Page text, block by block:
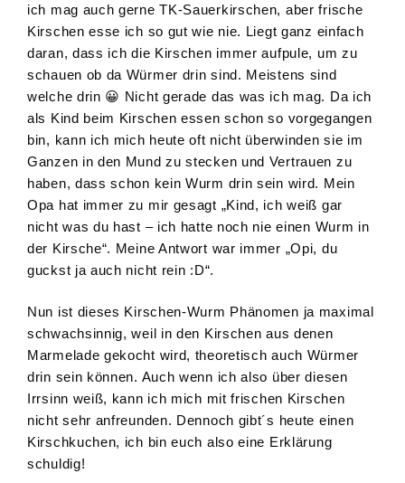
ich mag auch gerne TK-Sauerkirschen, aber frische
Kirschen esse ich so gut wie nie. Liegt ganz einfach
daran, dass ich die Kirschen immer aufpule, um zu
schauen ob da Würmer drin sind. Meistens sind
welche drin 😀 Nicht gerade das was ich mag. Da ich
als Kind beim Kirschen essen schon so vorgegangen
bin, kann ich mich heute oft nicht überwinden sie im
Ganzen in den Mund zu stecken und Vertrauen zu
haben, dass schon kein Wurm drin sein wird. Mein
Opa hat immer zu mir gesagt „Kind, ich weiß gar
nicht was du hast – ich hatte noch nie einen Wurm in
der Kirsche“. Meine Antwort war immer „Opi, du
guckst ja auch nicht rein :D“.
Nun ist dieses Kirschen-Wurm Phänomen ja maximal
schwachsinnig, weil in den Kirschen aus denen
Marmelade gekocht wird, theoretisch auch Würmer
drin sein können. Auch wenn ich also über diesen
Irrsinn weiß, kann ich mich mit frischen Kirschen
nicht sehr anfreunden. Dennoch gibt´s heute einen
Kirschkuchen, ich bin euch also eine Erklärung
schuldig!